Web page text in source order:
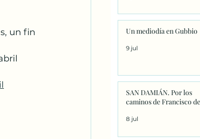
un fin
Un mediodía en Gubbio
9 jul
SAN DAMIÁN. Por los
caminos de Francisco
8 jul